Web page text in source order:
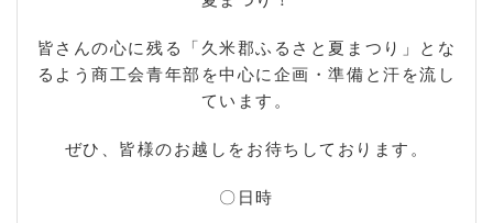
皆さんの心に残る「久米郡ふるさと夏まつり」とな
るよう商工会青年部を中心に企画・準備と汗を流し
ています。
ぜひ、皆様のお越しをお待ちしております。
〇日時